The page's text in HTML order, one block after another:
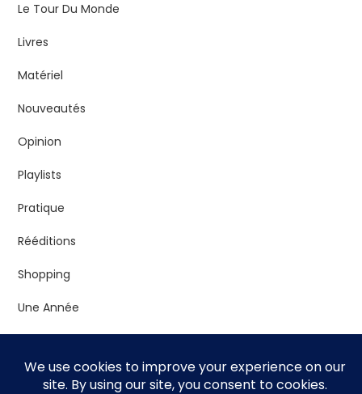
Le Tour Du Monde
Livres
Matériel
Nouveautés
Opinion
Playlists
Pratique
Rééditions
Shopping
Une Année